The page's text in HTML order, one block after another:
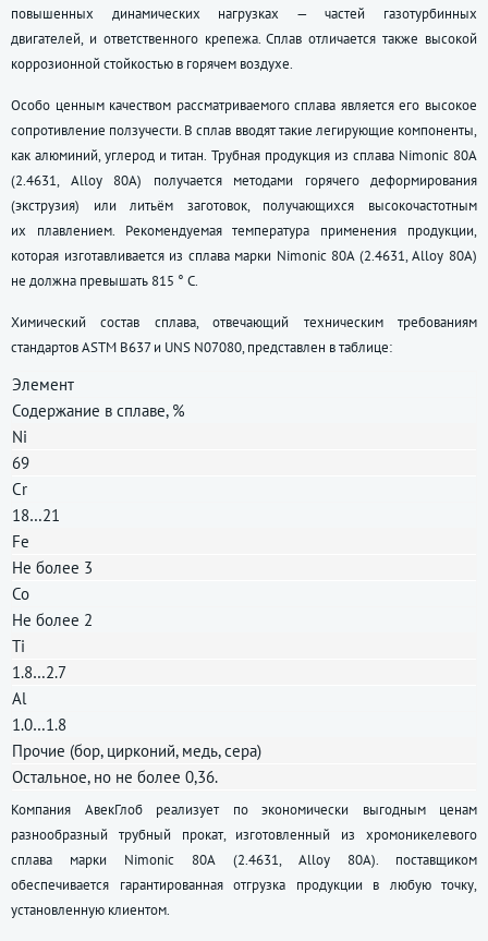
повышенных динамических нагрузках — частей газотурбинных
двигателей, и ответственного крепежа. Сплав отличается также высокой
коррозионной стойкостью в горячем воздухе.
Особо ценным качеством рассматриваемого сплава является его высокое
сопротивление ползучести. В сплав вводят такие легирующие компоненты,
как алюминий, углерод и титан. Трубная продукция из сплава Nimonic 80A
(2.4631, Alloy 80А) получается методами горячего деформирования
(экструзия) или литьём заготовок, получающихся высокочастотным
их плавлением. Рекомендуемая температура применения продукции,
которая изготавливается из сплава марки Nimonic 80A (2.4631, Alloy 80А)
не должна превышать 815 ° C.
Химический состав сплава, отвечающий техническим требованиям
стандартов ASTM B637 и UNS N07080, представлен в таблице:
Элемент
Содержание в сплаве, %
Ni
69
Cr
18…21
Fe
Не более 3
Co
Не более 2
Ti
1.8…2.7
Al
1.0…1.8
Прочие (бор, цирконий, медь, сера)
Остальное, но не более 0,36.
Компания АвекГлоб реализует по экономически выгодным ценам
разнообразный трубный прокат, изготовленный из хромоникелевого
сплава марки Nimonic 80A (2.4631, Alloy 80А). поставщиком
обеспечивается гарантированная отгрузка продукции в любую точку,
установленную клиентом.